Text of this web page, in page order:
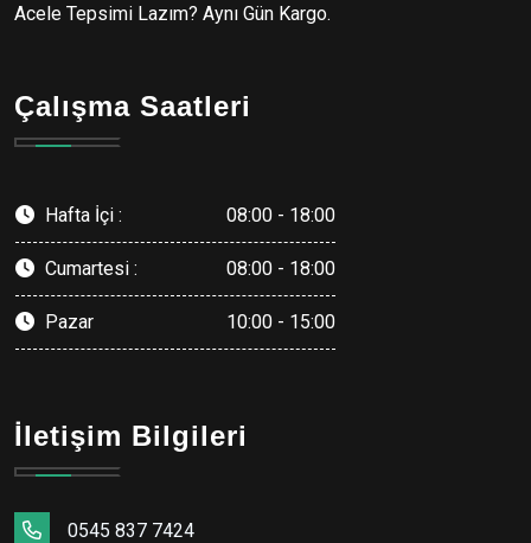
Acele Tepsimi Lazım? Aynı Gün Kargo.
Çalışma Saatleri
Hafta İçi : 08:00 - 18:00
Cumartesi : 08:00 - 18:00
Pazar 10:00 - 15:00
İletişim Bilgileri
0545 837 7424